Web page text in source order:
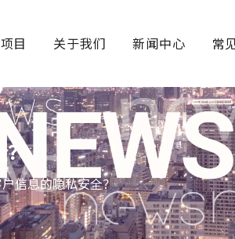
目 关于我们 新闻中心 常
？
信息的隐私安全？